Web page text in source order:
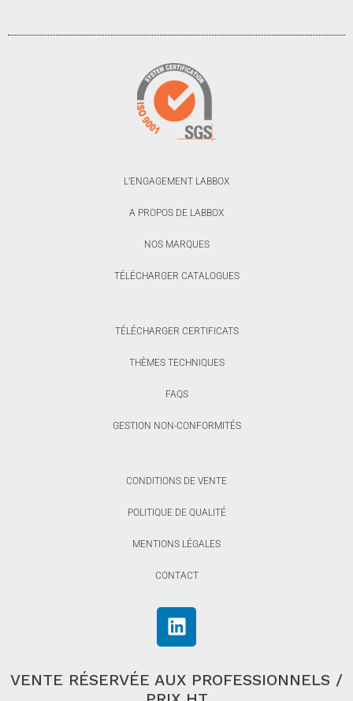
L’ENGAGEMENT LABBOX
A PROPOS DE LABBOX
NOS MARQUES
TÉLÉCHARGER CATALOGUES
TÉLÉCHARGER CERTIFICATS
THÈMES TECHNIQUES
FAQS
GESTION NON-CONFORMITÉS
CONDITIONS DE VENTE
POLITIQUE DE QUALITÉ
MENTIONS LÉGALES
CONTACT
VENTE RÉSERVÉE AUX PROFESSIONNELS /